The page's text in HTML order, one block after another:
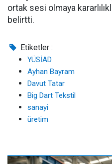
ortak sesi olmaya
belirtti.
Etiketler :
YÜSİAD
Ayhan Bayram
Davut Tatar
Big Dart Tekstil
sanayi
üretim